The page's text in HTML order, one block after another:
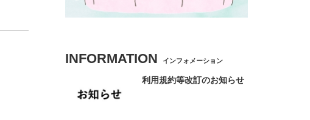
INFORMATION インフォメーション
利用規約等改訂のお知らせ